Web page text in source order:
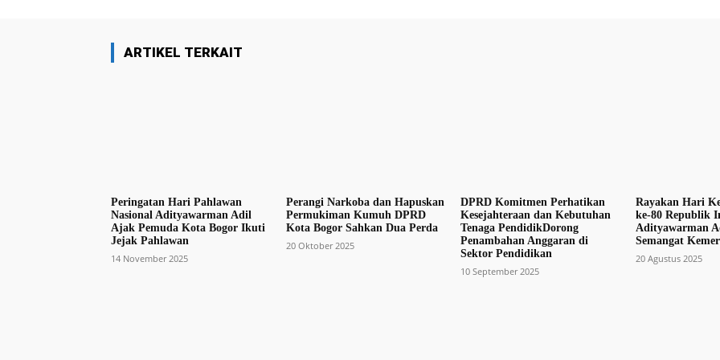
ARTIKEL TERKAIT
Peringatan Hari Pahlawan
Nasional Adityawarman Adil
Ajak Pemuda Kota Bogor Ikuti
Jejak Pahlawan
14 November 2025
Perangi Narkoba dan Hapuskan
Permukiman Kumuh DPRD
Kota Bogor Sahkan Dua Perda
20 Oktober 2025
DPRD Komitmen Perhatikan
Kesejahteraan dan Kebutuhan
Tenaga PendidikDorong
Penambahan Anggaran di
Sektor Pendidikan
10 September 2025
Rayakan Hari
ke-80 Republik
Adityawarman
Semangat
20 Agustus 2025